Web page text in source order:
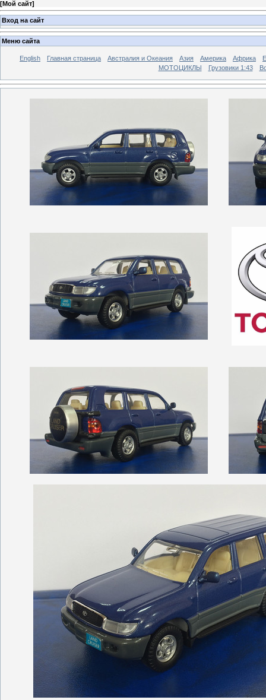
[Мой сайт]
Вход на сайт
Меню сайта
English Главная страница Австралия и Океания Азия Америка Африка
МОТОЦИКЛЫ
Грузовики 1:43